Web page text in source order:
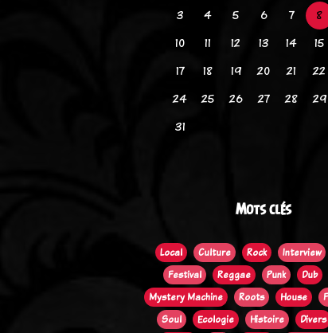
3
4 5 6 7 8
10
11 12 13 14 15
17
18 19 20 21 22
24
25 26 27 28 29
31
Mots clés
Local Culture Rock Interview
Festival
Reggae Punk Dub
Mystery Machine
Roots House
Soul
Ecologie Histoire Divers